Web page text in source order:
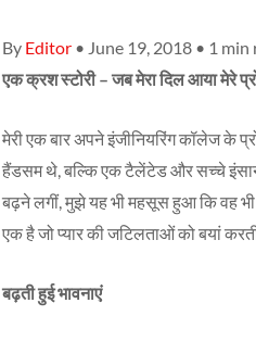
By Editor• June 19, 2018 • 1 min
एक क्रश स्टोरी – जब मेरा दिल आया मेरे
मेरी एक बार अपने इंजीनियरिंग कॉलेज के
हैंडसम थे, बल्कि एक टैलेंटेड और सच्चे
बढ़ने लगीं, मुझे यह भी महसूस हुआ कि वह
एक है जो प्यार की जटिलताओं को बयां
बढ़ती हुई भावनाएं